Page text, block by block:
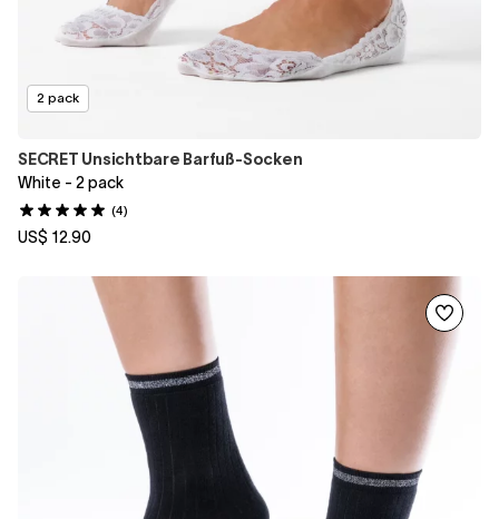
2 pack
SECRET Unsichtbare Barfuß-Socken
White - 2 pack
(4)
US$ 12.90